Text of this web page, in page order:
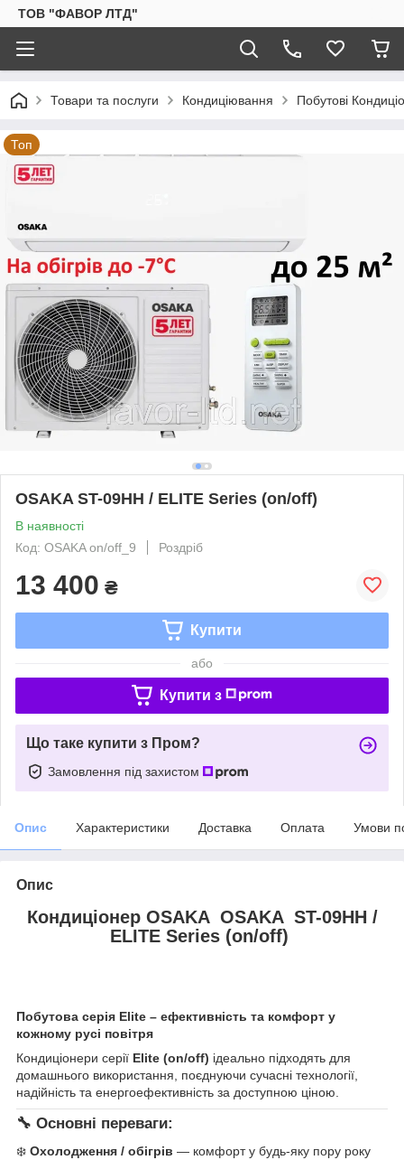
ТОВ "ФАВОР ЛТД"
Товари та послуги Кондиціювання Побутові
Топ
OSAKA ST-09HH / ELITE Series (on/off)
В наявності
Код: OSAKA on/off_9
Роздріб
13 400 ₴
Купити
або
Купити з
Що таке купити з Пром?
Замовлення під захистом
Опис Характеристики Доставка Оплата Умови
Опис
Кондиціонер OSAKA OSAKA ST-09HH /
ELITE Series (on/off)
Побутова серія Elite – ефективність та комфорт у
кожному русі повітря
Кондиціонери серії Elite (on/off) ідеально підходять для
домашнього використання, поєднуючи сучасні технології,
надійність та енергоефективність за доступною ціною.
🔧 Основні переваги:
❄️ Охолодження / обігрів — комфорт у будь-яку пору року